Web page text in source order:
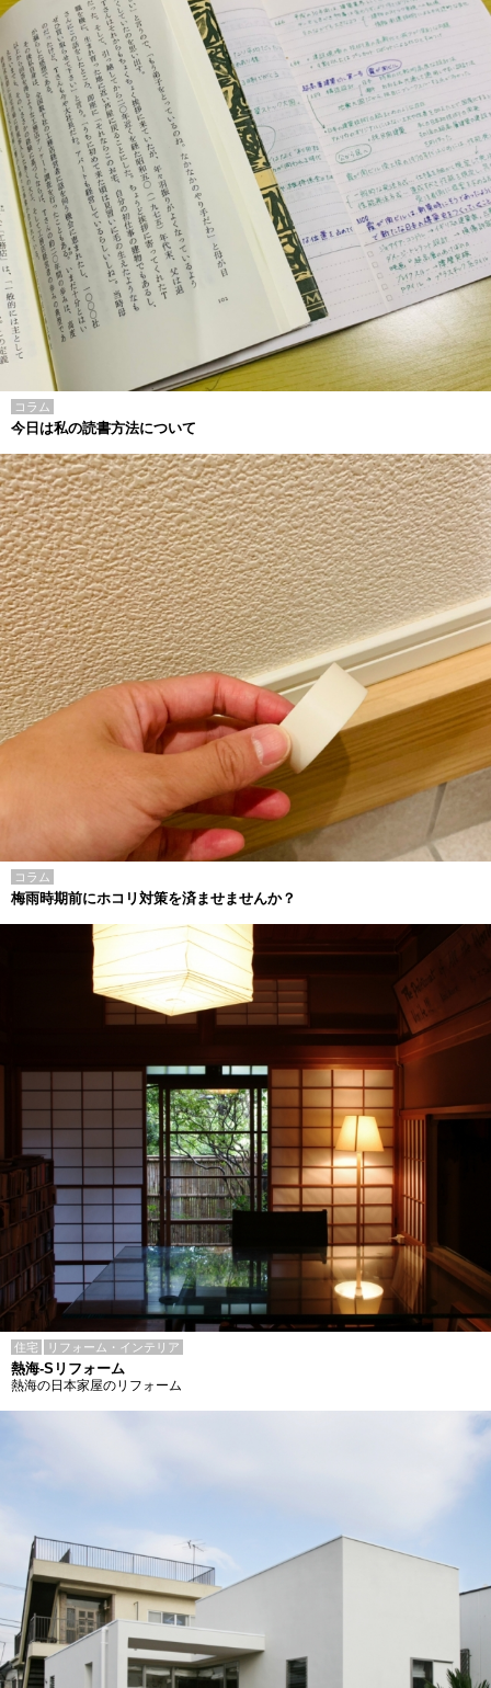
コラム
今日は私の読書方法について
コラム
梅雨時期前にホコリ対策を済ませませんか？
住宅 リフォーム・インテリア
熱海-Sリフォーム
熱海の日本家屋のリフォーム